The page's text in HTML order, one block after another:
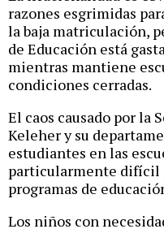
razones esgrimidas
la baja matriculación,
de Educación está
mientras mantiene
condiciones cerradas.
El caos causado por la
Keleher y su
estudiantes en las
particularmente difícil
programas de
Los niños con